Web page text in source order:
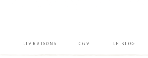
LIVRAISONS CGV LE BLOG